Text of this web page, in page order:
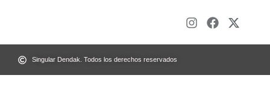
Singular Dendak. Todos los derechos reservados